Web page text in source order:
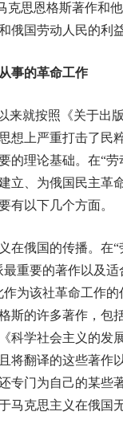
克思恩格斯著作和
俄国劳动人民的利
事的革命工作
来就按照《关于出
想上严重打击了民
的理论基础。在“
立、为俄国民主革
有以下几个方面。
在俄国的传播。在
最重要的著作以及
为该社革命工作
斯的许多著作，包
科学社会主义的发
将翻译的这些著作
专门为自己的某些
马克思主义在俄国